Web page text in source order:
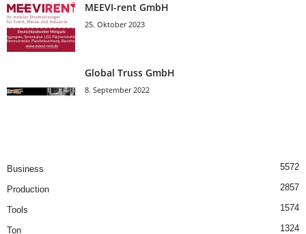
MEEVI-rent GmbH
25. Oktober 2023
Global Truss GmbH
8. September 2022
Business 5572
Production 2857
Tools 1574
Ton 1324